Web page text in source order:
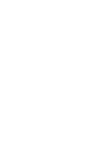
Unity 27"
Core i5
SSD, Intel
11